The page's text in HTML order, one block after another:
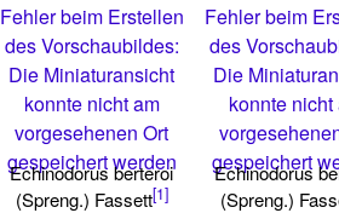
Fehler beim Erstellen
des Vorschaubildes:
Die Miniaturansicht
konnte nicht am
vorgesehenen Ort
gespeichert werden
Echinodorus berteroi
(Spreng.) Fassett[1]
Fehler beim
des
Die
konnte nicht
gespeichert
Echinodorus
(Spreng.)